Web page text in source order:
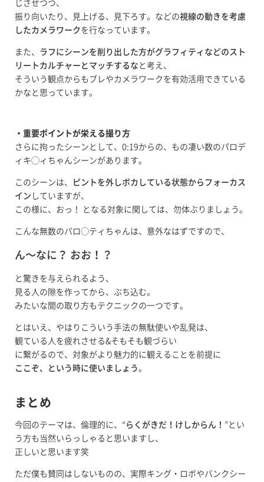
じさせつつ、
振り向いたり、見上げる、見下ろす。などの視線の動きを考慮
したカメラワークを行なっています。
また、
ラフにシーンを削り出した方がグラフィティなどのスト
リートカルチャーとマッチするな と考え、
そういう観点からもブレやカメラワークを有効活用できている
かなと思っています。
・重要ポイントが栄える撮り方
さらに拘ったシーンとして、0:19からの、もの凄い数のパロデ
ィキ◯ィちゃんシーンがあります。
このシーンは、
ピントを外しボカしている状態からフォーカス
イン していますが、
この様に、おっ！ となる対象に関しては、勿体ぶりましょう。
こんな無数のパロ◯ティちゃんは、意外なはずですので、
ん〜なに？ おお！？
と驚きを与えられるよう、
見る人の隙を作ってから、ぶち込む。
みたいな間の取り方もテクニックの一つです。
とはいえ、やはりこういう手法の無駄使いや乱発は、
観ている人を疲れさせる&そもそも観づらい
に繋がるので、対象がより魅力的に観えることを前提に
ここぞ、という時に使いましょう。
まとめ
今回のテーマは、倫理的に、“らくがきだ！けしからん！ ”とい
う方も当然いらっしゃると思いますし、
正しいと思います笑
ただ僕も賛同はしないものの、実際キング・ロボやバンクシー